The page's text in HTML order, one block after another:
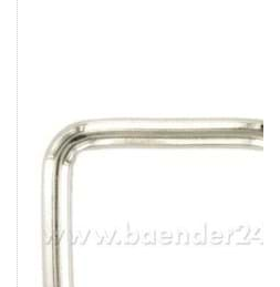
Vierkantring -
geschweißt aus
4mm dickem
Stahl -
vernickelt -